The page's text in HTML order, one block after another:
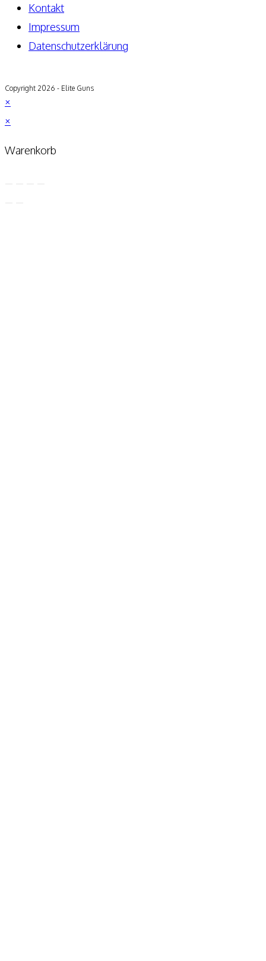
Kontakt
Impressum
Datenschutzerklärung
Copyright 2026 - Elite Guns
×
×
Warenkorb